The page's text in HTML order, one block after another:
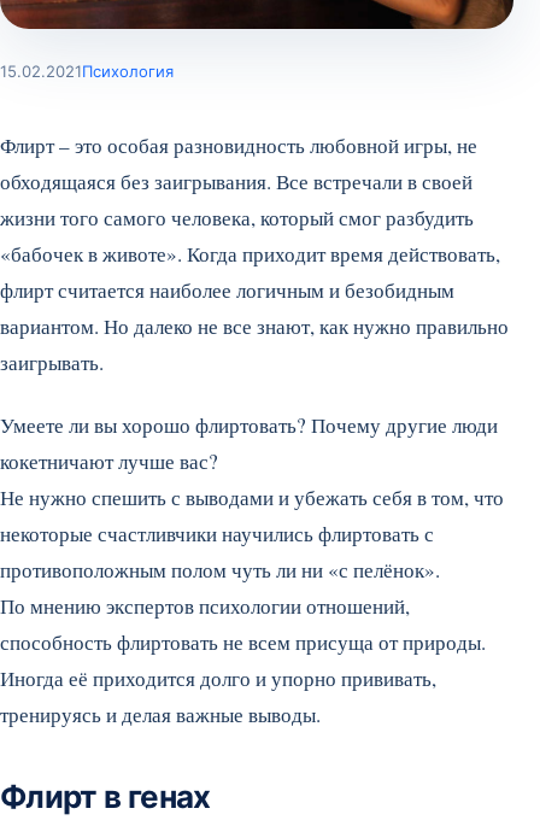
15.02.2021Психология
Флирт – это особая разновидность любовной игры, не
обходящаяся без заигрывания. Все встречали в своей
жизни того самого человека, который смог разбудить
«бабочек в животе». Когда приходит время действовать,
флирт считается наиболее логичным и безобидным
вариантом. Но далеко не все знают, как нужно правильно
заигрывать.
Умеете ли вы хорошо флиртовать? Почему другие люди
кокетничают лучше вас?
Не нужно спешить с выводами и убежать себя в том, что
некоторые счастливчики научились флиртовать с
противоположным полом чуть ли ни «с пелёнок».
По мнению экспертов психологии отношений,
способность флиртовать не всем присуща от природы.
Иногда её приходится долго и упорно прививать,
тренируясь и делая важные выводы.
Флирт в генах